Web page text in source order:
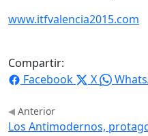
www.itfvalencia2015.com
Compartir:
Facebook
X
Anterior
Los Antimodernos,